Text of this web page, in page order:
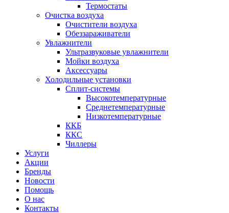
Термостаты
Очистка воздуха
Очистители воздуха
Обеззараживатели
Увлажнители
Ультразвуковые увлажнители
Мойки воздуха
Аксессуары
Холодильные установки
Сплит-системы
Высокотемпературные
Среднетемпературные
Низкотемпературные
ККБ
ККС
Чиллеры
Услуги
Акции
Бренды
Новости
Помощь
О нас
Контакты